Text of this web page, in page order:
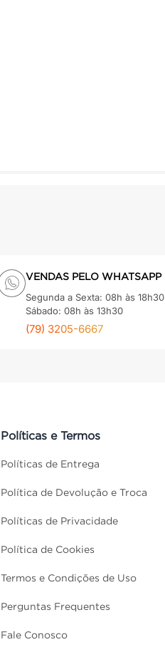
VENDAS PELO WHATSAPP
Segunda a Sexta: 08h às 18h30
Sábado: 08h às 13h30
(79) 3205-6667
Políticas e Termos
Políticas de Entrega
Política de Devolução e Troca
Políticas de Privacidade
Política de Cookies
Termos e Condições de Uso
Perguntas Frequentes
Fale Conosco